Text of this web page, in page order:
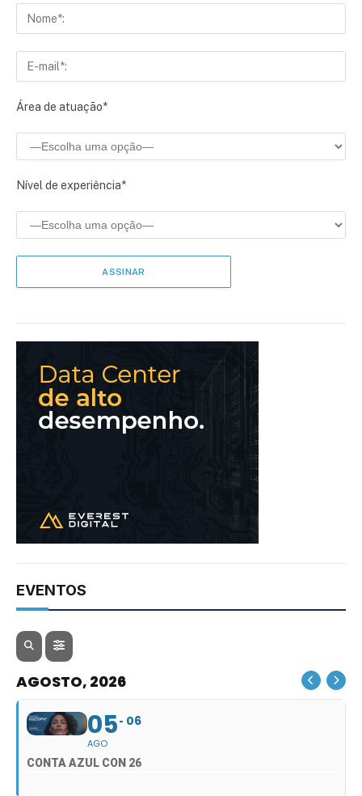
Área de atuação*
Nível de experiência*
EVENTOS
AGOSTO, 2026
05
AGO
06
CONTA AZUL CON 26